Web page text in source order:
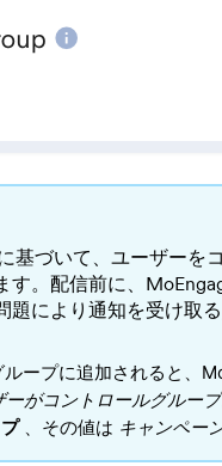
基づいて、ユーザーを
す。配信前に、
題により通知を受け取
ープに追加されると、
ーがコントロールグルー
、その値は キャンペー